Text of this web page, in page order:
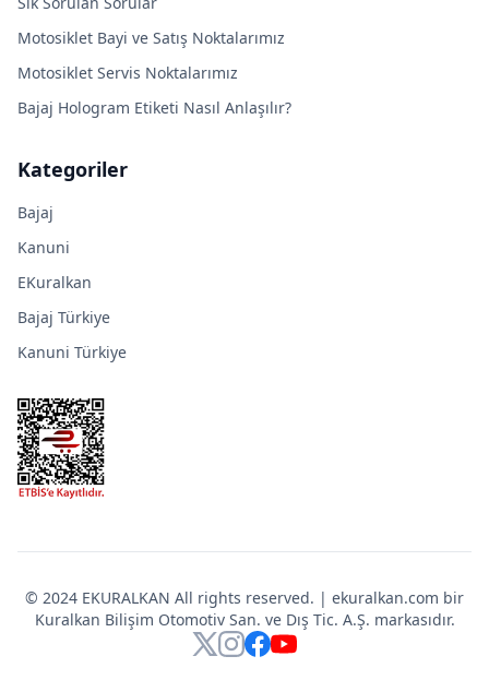
Motosiklet Bayi ve Satış Noktalarımız
Motosiklet Servis Noktalarımız
Bajaj Hologram Etiketi Nasıl Anlaşılır?
Kategoriler
Bajaj
Kanuni
EKuralkan
Bajaj Türkiye
Kanuni Türkiye
© 2024 EKURALKAN All rights reserved. | ekuralkan.com bir
Kuralkan Bilişim Otomotiv San. ve Dış Tic. A.Ş. markasıdır.